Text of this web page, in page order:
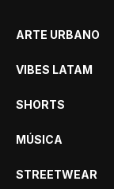
ARTE URBANO
VIBES LATAM
SHORTS
MÚSICA
STREETWEAR